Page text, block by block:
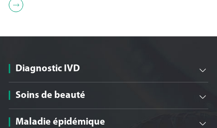

Diagnostic IVD 
Soins de beauté 
Maladie épidémique 